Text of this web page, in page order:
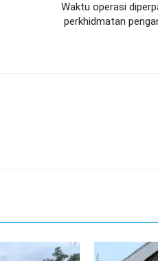
Waktu operasi
perkhidmatan